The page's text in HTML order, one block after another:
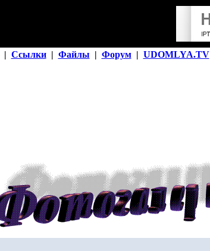
| Ссылки | Файлы | Форум | UDOMLYA.TV